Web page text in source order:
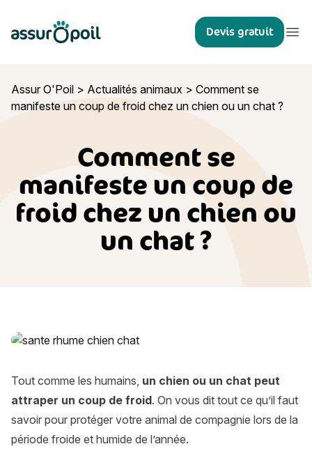
Assur O'Poil Devis gratuit
Assur O'Poil > Actualités animaux > Comment se
manifeste un coup de froid chez un chien ou un chat ?
Comment se
manifeste un coup de
froid chez un chien ou
un chat ?
Comment se manifeste un coup de froid chez un chien ou
Tout comme les humains, un chien ou un chat peut
attraper un coup de froid. On vous dit tout ce qu’il faut
savoir pour protéger votre animal de compagnie lors de la
période froide et humide de l’année.